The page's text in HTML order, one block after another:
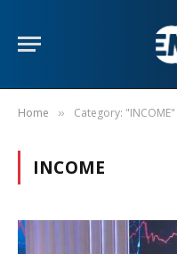
Home » Category:
INCOME